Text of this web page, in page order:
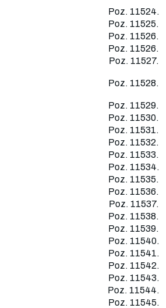
Poz. 11524.
Poz. 11525.
Poz. 11526.
Poz. 11526.
Poz. 11527.
Poz. 11528.
Poz. 11529.
Poz. 11530.
Poz. 11531.
Poz. 11532.
Poz. 11533.
Poz. 11534.
Poz. 11535.
Poz. 11536.
Poz. 11537.
Poz. 11538.
Poz. 11539.
Poz. 11540.
Poz. 11541.
Poz. 11542.
Poz. 11543.
Poz. 11544.
Poz. 11545.